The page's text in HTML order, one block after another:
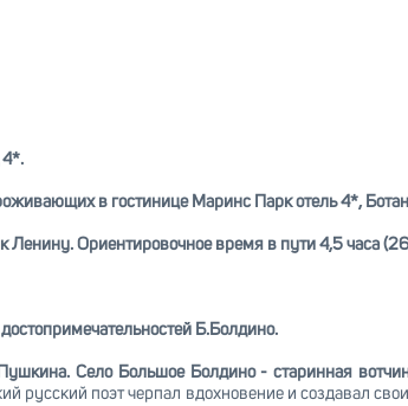
4*.
в гостинице Маринс Парк отель 4*,
Ленину. Ориентировочное время в пути 4,5 часа
Б.Болдино.
Село Большое Болдино - старинная
русский поэт черпал вдохновение и создавал